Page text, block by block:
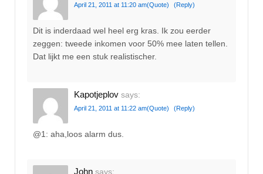
April 21, 2011 at 11:20 am(Quote) (Reply)
Dit is inderdaad wel heel erg kras. Ik zou eerder
zeggen: tweede inkomen voor 50% mee laten tellen.
Dat lijkt me een stuk realistischer.
Kapotjeplov says:
April 21, 2011 at 11:22 am(Quote) (Reply)
@1: aha,loos alarm dus.
John says: